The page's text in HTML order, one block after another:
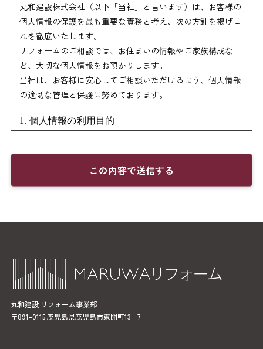
丸和建設株式会社（以下「当社」と言います）は、お客様の
個人情報の保護を最も重要な責務と考え、次の方針を掲げこ
れを徹底いたします。
リフォームのご相談では、お住まいの情報やご家族構成な
ど、大切な個人情報をお預かりします。
当社は、お客様に安心してご相談いただけるよう、個人情報
の適切な管理と保護に努めております。
1. 個人情報の利用目的
的のみに利用いたします。それ以外の目的に利用する場合
は、個人情報をご提供いただく際に、予めその目的を明示い
たします。お客様の個人情報をこれらの目的以外に無断で利
具体的な利用目的
現地調査・施工計画の作成
工事の実施・進捗管理
相談会・勉強会などイベントのご案内
当社の商品・サービス等に関連する有益な情報のお届け
丸和建設 リフォーム事業部
〒891-0115 鹿児島県鹿児島市東開町13−7